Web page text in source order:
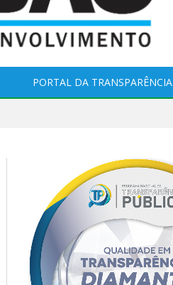
PORTAL DA TRANSPARÊNCIA